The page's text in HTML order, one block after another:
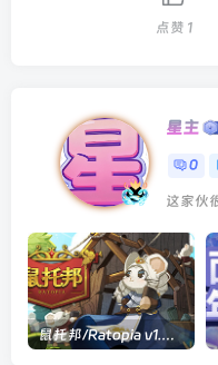
点赞 1
星主
0
这家伙
鼠托邦/Ratopia v1.0.0530|策略模拟|容量2.9GB|官方中文版